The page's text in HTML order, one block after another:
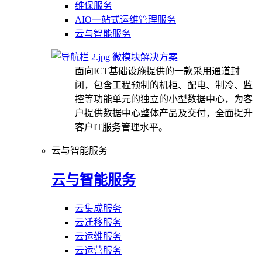
维保服务
AIO一站式运维管理服务
云与智能服务
微模块解决方案
面向ICT基础设施提供的一款采用通道封
闭，包含工程预制的机柜、配电、制冷、监
控等功能单元的独立的小型数据中心，为客
户提供数据中心整体产品及交付，全面提升
客户IT服务管理水平。
云与智能服务
云与智能服务
云集成服务
云迁移服务
云运维服务
云运营服务